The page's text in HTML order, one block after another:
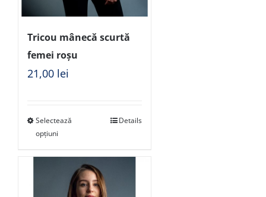
Tricou mânecă scurtă
femei roșu
21,00 lei
Selectează
opțiuni
Details